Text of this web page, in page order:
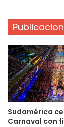
Sudamérica
Carnaval con